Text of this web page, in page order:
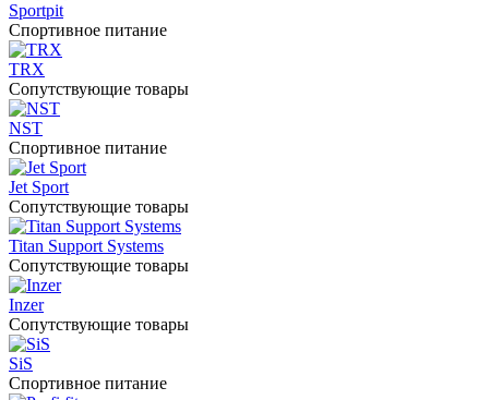
Sportpit
Спортивное питание
TRX
Сопутствующие товары
NST
Спортивное питание
Jet Sport
Сопутствующие товары
Titan Support Systems
Сопутствующие товары
Inzer
Сопутствующие товары
SiS
Спортивное питание